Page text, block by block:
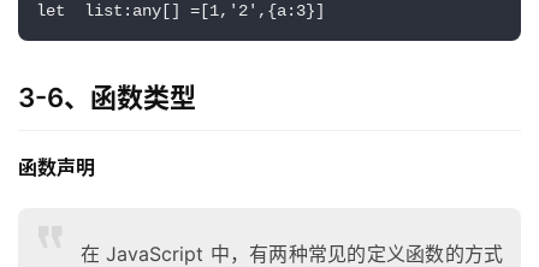
接let  list:any[] =[1,'2',{a:3}]
3-6、函数类型
函数声明
在 JavaScript 中，有两种常见的定义函数的方式